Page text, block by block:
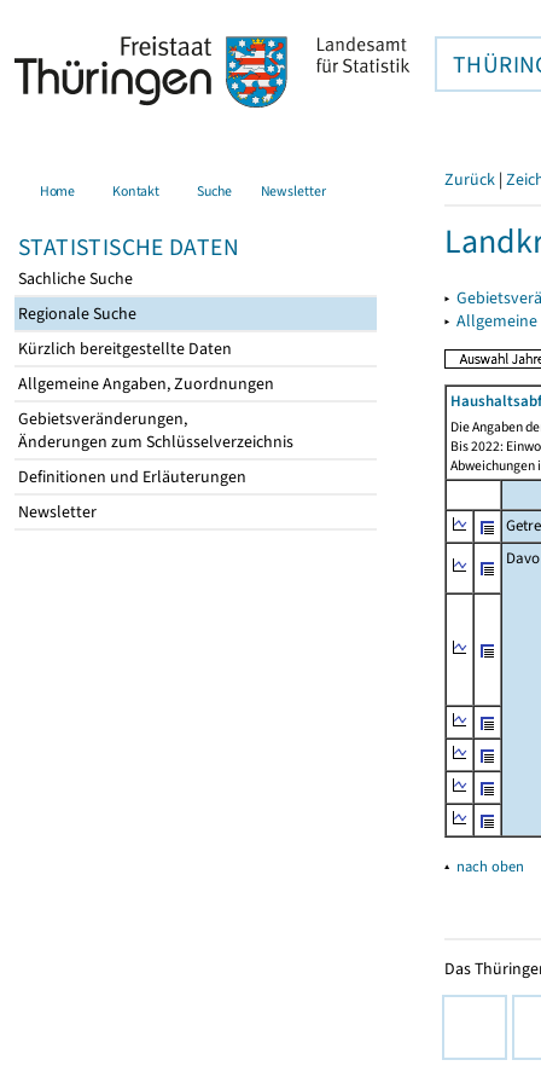
Home Kontakt Suche Newsletter
STATISTISCHE DATEN
Sachliche Suche
Regionale Suche
Kürzlich bereitgestellte Daten
Allgemeine Angaben, Zuordnungen
Gebietsveränderungen,
Änderungen zum Schlüsselverzeichnis
Definitionen und Erläuterungen
Newsletter
Zurück |
▸
▸
Die Angaben
Bis 2022:
Abweichungen
▴ nach oben
Das